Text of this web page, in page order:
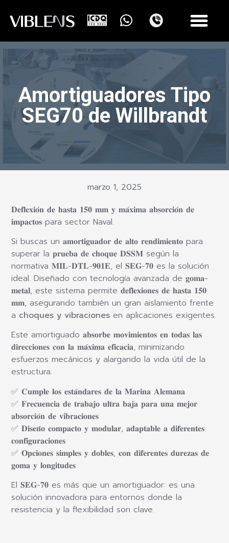
Amortiguadores Tipo
SEG70 de Willbrandt
marzo 1, 2025
𝐃𝐞𝐟𝐥𝐞𝐱𝐢𝐨́𝐧 𝐝𝐞 𝐡𝐚𝐬𝐭𝐚 𝟏𝟓𝟎 𝐦𝐦 𝐲 𝐦𝐚́𝐱𝐢𝐦𝐚 𝐚𝐛𝐬𝐨𝐫𝐜𝐢𝐨́𝐧 𝐝𝐞
𝐢𝐦𝐩𝐚𝐜𝐭𝐨𝐬 para sector Naval.
Si buscas un 𝐚𝐦𝐨𝐫𝐭𝐢𝐠𝐮𝐚𝐝𝐨𝐫 𝐝𝐞 𝐚𝐥𝐭𝐨 𝐫𝐞𝐧𝐝𝐢𝐦𝐢𝐞𝐧𝐭𝐨 para
superar la 𝐩𝐫𝐮𝐞𝐛𝐚 𝐝𝐞 𝐜𝐡𝐨𝐪𝐮𝐞 𝐃𝐒𝐒𝐌 según la
normativa 𝐌𝐈𝐋-𝐃𝐓𝐋-𝟗𝟎𝟏𝐄, el 𝐒𝐄𝐆-𝟕𝟎 es la solución
ideal. Diseñado con tecnología avanzada de 𝐠𝐨𝐦𝐚-
𝐦𝐞𝐭𝐚𝐥, este sistema permite 𝐝𝐞𝐟𝐥𝐞𝐱𝐢𝐨𝐧𝐞𝐬 𝐝𝐞 𝐡𝐚𝐬𝐭𝐚 𝟏𝟓𝟎
𝐦𝐦, asegurando también un gran aislamiento frente
a choques y vibraciones en aplicaciones exigentes.
Este amortiguado 𝐚𝐛𝐬𝐨𝐫𝐛𝐞 𝐦𝐨𝐯𝐢𝐦𝐢𝐞𝐧𝐭𝐨𝐬 𝐞𝐧 𝐭𝐨𝐝𝐚𝐬 𝐥𝐚𝐬
𝐝𝐢𝐫𝐞𝐜𝐜𝐢𝐨𝐧𝐞𝐬 𝐜𝐨𝐧 𝐥𝐚 𝐦𝐚́𝐱𝐢𝐦𝐚 𝐞𝐟𝐢𝐜𝐚𝐜𝐢𝐚, minimizando
esfuerzos mecánicos y alargando la vida útil de la
estructura.
✅ 𝐂𝐮𝐦𝐩𝐥𝐞 𝐥𝐨𝐬 𝐞𝐬𝐭𝐚́𝐧𝐝𝐚𝐫𝐞𝐬 𝐝𝐞 𝐥𝐚 𝐌𝐚𝐫𝐢𝐧𝐚 𝐀𝐥𝐞𝐦𝐚𝐧𝐚
✅ 𝐅𝐫𝐞𝐜𝐮𝐞𝐧𝐜𝐢𝐚 𝐝𝐞 𝐭𝐫𝐚𝐛𝐚𝐣𝐨 𝐮𝐥𝐭𝐫𝐚 𝐛𝐚𝐣𝐚 𝐩𝐚𝐫𝐚 𝐮𝐧𝐚 𝐦𝐞𝐣𝐨𝐫
𝐚𝐛𝐬𝐨𝐫𝐜𝐢𝐨́𝐧 𝐝𝐞 𝐯𝐢𝐛𝐫𝐚𝐜𝐢𝐨𝐧𝐞𝐬
✅ 𝐃𝐢𝐬𝐞𝐧̃𝐨 𝐜𝐨𝐦𝐩𝐚𝐜𝐭𝐨 𝐲 𝐦𝐨𝐝𝐮𝐥𝐚𝐫, 𝐚𝐝𝐚𝐩𝐭𝐚𝐛𝐥𝐞 𝐚 𝐝𝐢𝐟𝐞𝐫𝐞𝐧𝐭𝐞𝐬
𝐜𝐨𝐧𝐟𝐢𝐠𝐮𝐫𝐚𝐜𝐢𝐨𝐧𝐞𝐬
✅ 𝐎𝐩𝐜𝐢𝐨𝐧𝐞𝐬 𝐬𝐢𝐦𝐩𝐥𝐞𝐬 𝐲 𝐝𝐨𝐛𝐥𝐞𝐬, 𝐜𝐨𝐧 𝐝𝐢𝐟𝐞𝐫𝐞𝐧𝐭𝐞𝐬 𝐝𝐮𝐫𝐞𝐳𝐚𝐬 𝐝𝐞
𝐠𝐨𝐦𝐚 𝐲 𝐥𝐨𝐧𝐠𝐢𝐭𝐮𝐝𝐞𝐬
El 𝐒𝐄𝐆-𝟕𝟎 es más que un amortiguador: es una
solución innovadora para entornos donde la
resistencia y la flexibilidad son clave.